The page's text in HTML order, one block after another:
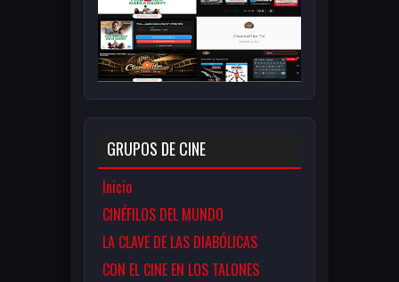
GRUPOS DE CINE
Inicio
CINÉFILOS DEL MUNDO
LA CLAVE DE LAS DIABÓLICAS
CON EL CINE EN LOS TALONES